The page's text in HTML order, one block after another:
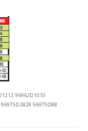
96962D1010
96975D88